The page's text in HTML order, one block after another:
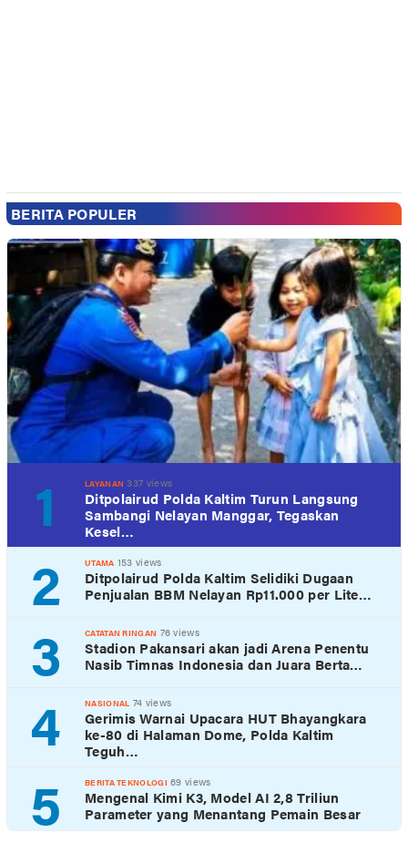
BERITA POPULER
1 LAYANAN 337 views
Ditpolairud Polda Kaltim Turun Langsung
Sambangi Nelayan Manggar, Tegaskan
Kesel…
2 UTAMA 153 views
Ditpolairud Polda Kaltim Selidiki Dugaan
Penjualan BBM Nelayan Rp11.000 per Lite…
3 CATATAN RINGAN 76 views
Stadion Pakansari akan jadi Arena Penentu
Nasib Timnas Indonesia dan Juara Berta…
4 NASIONAL 74 views
Gerimis Warnai Upacara HUT Bhayangkara
ke-80 di Halaman Dome, Polda Kaltim
Teguh…
5 BERITA TEKNOLOGI 69 views
Mengenal Kimi K3, Model AI 2,8 Triliun
Parameter yang Menantang Pemain Besar